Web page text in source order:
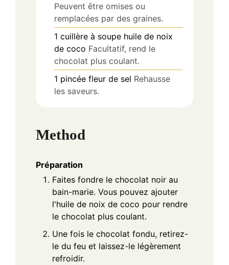
Peuvent être omises ou
remplacées par des graines.
1 cuillère à soupe huile de noix
de coco Facultatif, rend le
chocolat plus coulant.
1 pincée fleur de sel Rehausse
les saveurs.
Method
Préparation
Faites fondre le chocolat noir au
bain-marie. Vous pouvez ajouter
l'huile de noix de coco pour rendre
le chocolat plus coulant.
Une fois le chocolat fondu, retirez-
le du feu et laissez-le légèrement
refroidir.